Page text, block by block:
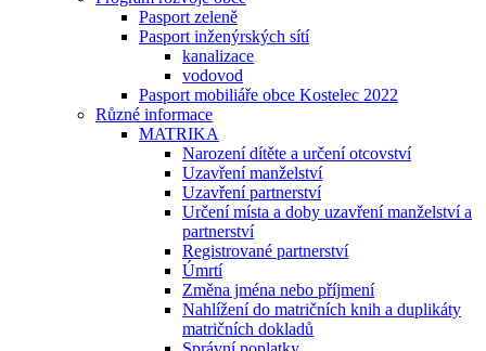
Pasport zeleně
Pasport inženýrských sítí
kanalizace
vodovod
Pasport mobiliáře obce Kostelec 2022
Různé informace
MATRIKA
Narození dítěte a určení otcovství
Uzavření manželství
Uzavření partnerství
Určení místa a doby uzavření manželství a
partnerství
Registrované partnerství
Úmrtí
Změna jména nebo příjmení
Nahlížení do matričních knih a duplikáty
matričních dokladů